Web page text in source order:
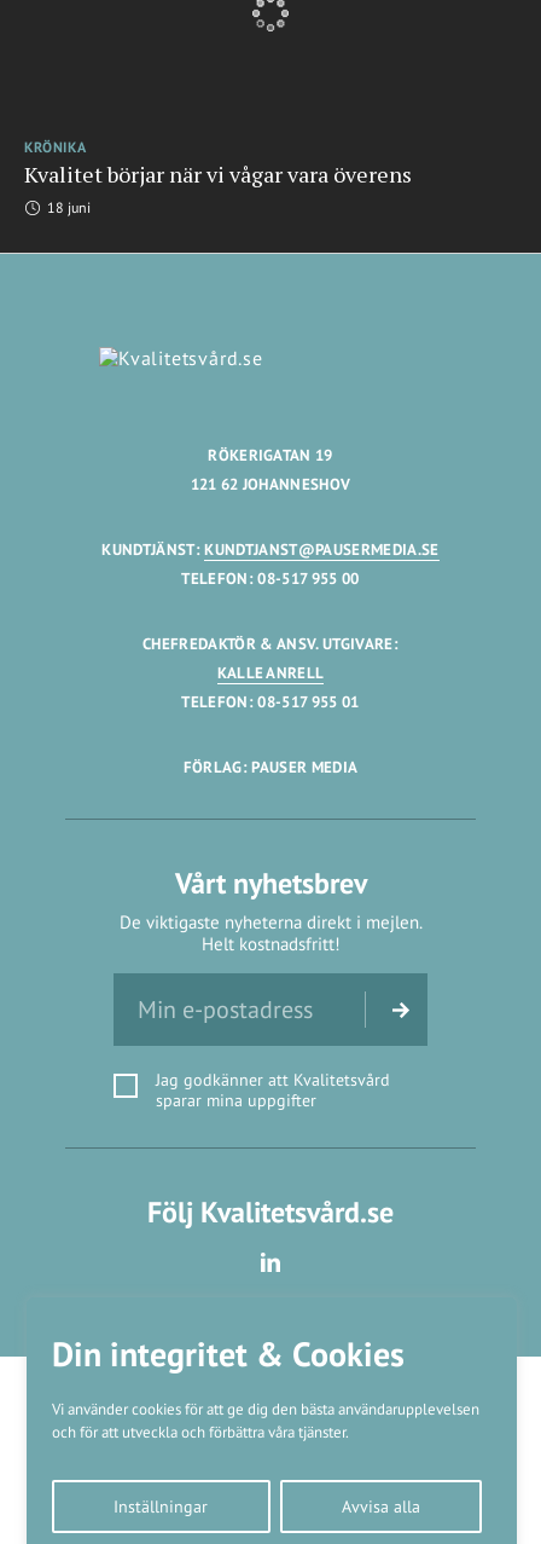
Din integritet & Cookies
Vi använder cookies för att ge dig den bästa användarupplevelsen
och för att utveckla och förbättra våra tjänster.
Inställningar Avvisa alla
KRÖNIKA
Kvalitet börjar när vi vågar vara överens
18 juni
RÖKERIGATAN 19
121 62 JOHANNESHOV
KUNDTJÄNST:KUNDTJANST@PAUSERMEDIA.SE
TELEFON: 08-517 955 00
CHEFREDAKTÖR & ANSV. UTGIVARE:
KALLE ANRELL
TELEFON: 08-517 955 01
FÖRLAG: PAUSER MEDIA
Vårt nyhetsbrev
De viktigaste nyheterna direkt i mejlen.
Helt kostnadsfritt!
Jag godkänner att Kvalitetsvård
sparar mina uppgifter
Följ Kvalitetsvård.se
Kundtjänst